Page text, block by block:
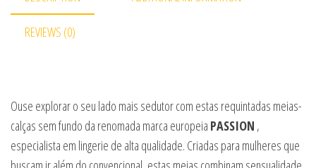
REVIEWS (0)
Ouse explorar o seu lado mais sedutor com estas requintadas meias-
calças sem fundo da renomada marca europeia PASSION ,
especialista em lingerie de alta qualidade. Criadas para mulheres que